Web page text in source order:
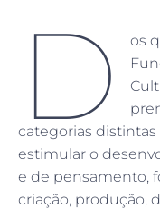
D
os
categorias distintas
estimular o
e de pensamento,
criação, produção,